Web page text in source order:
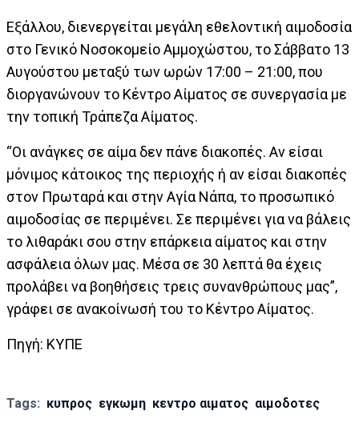
Εξάλλου, διενεργείται μεγάλη εθελοντική αιμοδοσία
στο Γενικό Νοσοκομείο Αμμοχώστου, το Σάββατο 13
Αυγούστου μεταξύ των ωρών 17:00 – 21:00, που
διοργανώνουν το Κέντρο Αίματος σε συνεργασία με
την τοπική Τράπεζα Αίματος.
“Οι ανάγκες σε αίμα δεν πάνε διακοπές. Αν είσαι
μόνιμος κάτοικος της περιοχής ή αν είσαι διακοπές
στον Πρωταρά και στην Αγία Νάπα, το προσωπικό
αιμοδοσίας σε περιμένει. Σε περιμένει για να βάλεις
το λιθαράκι σου στην επάρκεια αίματος και στην
ασφάλεια όλων μας. Μέσα σε 30 λεπτά θα έχεις
προλάβει να βοηθήσεις τρεις συνανθρώπους μας”,
γράφει σε ανακοίνωσή του το Κέντρο Αίματος.
Πηγή: ΚΥΠΕ
Tags: κυπρος εγκωμη κεντρο αιματος αιμοδοτες